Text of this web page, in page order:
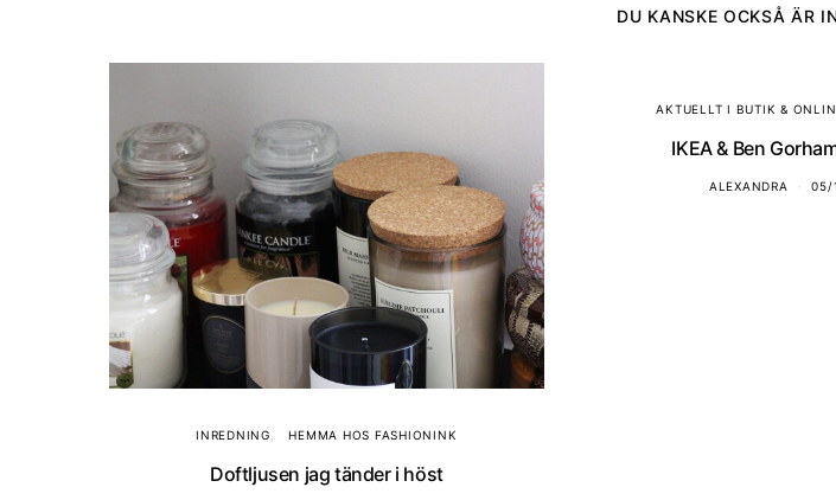
DU KANSKE OCKSÅ ÄR
INREDNING HEMMA HOS FASHIONINK
Doftljusen jag tänder i höst
AKTUELLT I BUTIK &
IKEA & Ben
ALEXANDRA 05/